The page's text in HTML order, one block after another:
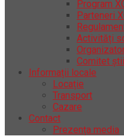
Program
Parteneri
Activități
Comitet
Informații locale
Locație
Transport
Cazare
Contact
Prezența media